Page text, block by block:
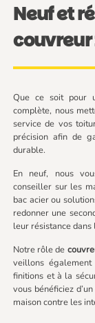
Neuf et
Que ce soit pour
complète, nous
service de vos
précision afin de
durable.
En neuf, nous
conseiller sur les
bac acier ou
redonner une
leur résistance dans
Notre rôle de
veillons
finitions et à la
vous bénéficiez
maison contre les